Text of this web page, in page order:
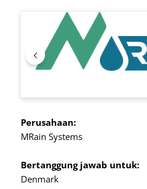
Lewati galeri gambar
Perusahaan:
MRain Systems
Bertanggung jawab untuk:
Denmark